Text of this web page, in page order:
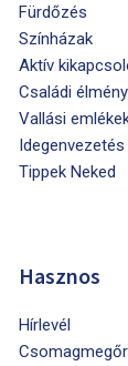
Fürdőzés
Színházak
Aktív
Családi
Vallási
Idegenvezetés
Tippek Neked
Hasznos
Hírlevél